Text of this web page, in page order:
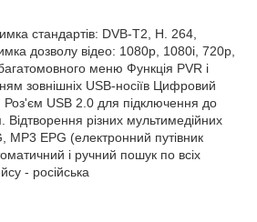
стандартів: DVB-T2, H. 264,
дозволу відео: 1080p, 1080i, 720p,
меню Функція PVR і
зовнішніх USB-носіїв Цифровий
Роз'єм USB 2.0 для підключення до
Відтворення різних мультимедійних
MP3 EPG (електронний путівник
і ручний пошук по всіх
- російська